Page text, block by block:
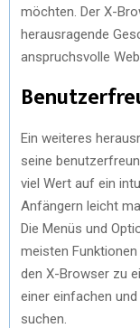
möchten. Der X-
herausragende
anspruchsvolle
Ein weiteres
seine
viel Wert auf ein
Anfängern leicht
Die Menüs und
meisten
den X-Browser zu
einer einfachen
suchen.